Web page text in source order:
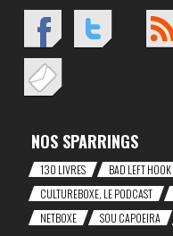
NOS SPARRINGS
130 LIVRES BAD LEFT HOOK
CULTUREBOXE, LE PODCAST
NETBOXE
SOU CAPOEIRA